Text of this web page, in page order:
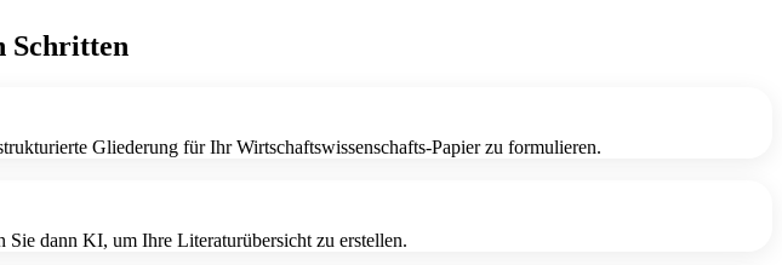
Schritten
Gliederung für Ihr Wirtschaftswissenschafts-Papier zu formulieren.
dann KI, um Ihre Literaturübersicht zu erstellen.